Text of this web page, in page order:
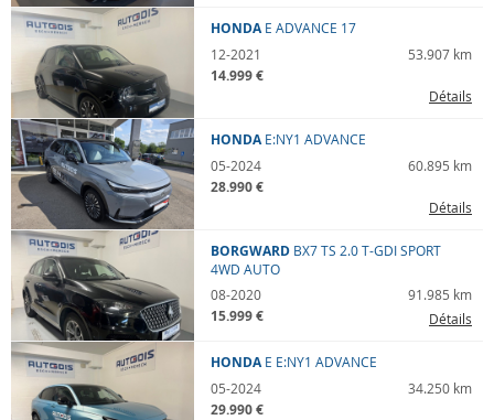
HONDA E ADVANCE 17
12-2021
53.907 km
14.999 €
Détails
HONDA E:NY1 ADVANCE
05-2024
60.895 km
28.990 €
Détails
BORGWARD BX7 TS 2.0 T-GDI SPORT
4WD AUTO
08-2020
91.985 km
15.999 € Détails
HONDA E E:NY1 ADVANCE
05-2024
34.250 km
29.990 €